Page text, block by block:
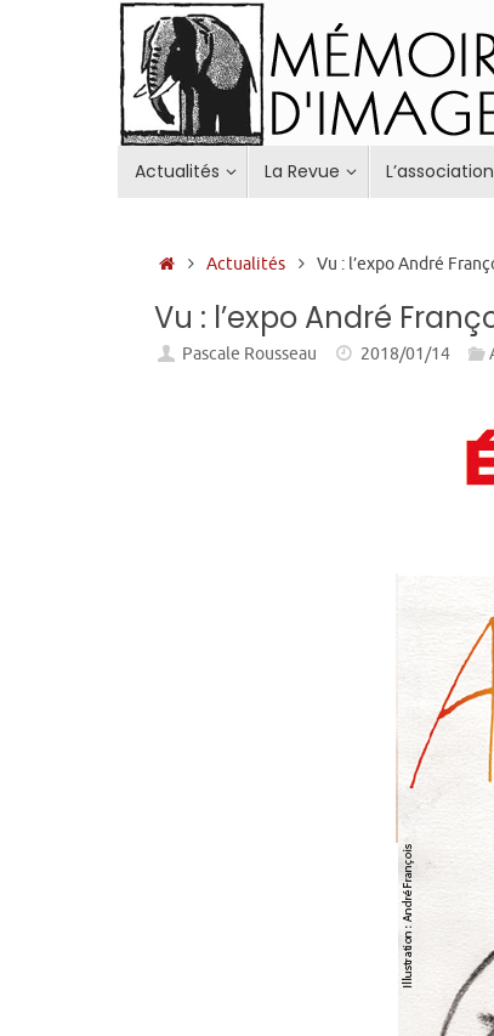
Actualités La Revue L’association
Accueil
Actualités Vu : l’expo André
Vu : l’expo André
Pascale Rousseau 2018/01/14